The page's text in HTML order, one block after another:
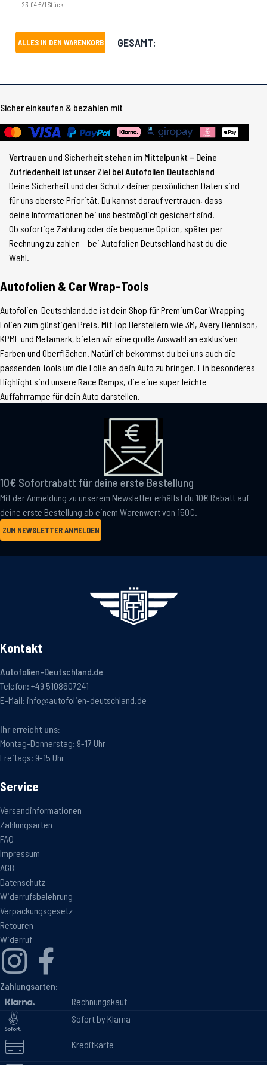
23.04 €/1 Stück
ALLES IN DEN WARENKORB GESAMT:
Sicher einkaufen & bezahlen mit
Vertrauen und Sicherheit stehen im Mittelpunkt – Deine
Zufriedenheit ist unser Ziel bei Autofolien Deutschland
Deine Sicherheit und der Schutz deiner persönlichen Daten sind
für uns oberste Priorität. Du kannst darauf vertrauen, dass
deine Informationen bei uns bestmöglich gesichert sind.
Ob sofortige Zahlung oder die bequeme Option, später per
Rechnung zu zahlen – bei Autofolien Deutschland hast du die
Wahl.
Autofolien & Car Wrap-Tools
Autofolien-Deutschland.de ist dein Shop für Premium Car Wrapping
Folien zum günstigen Preis. Mit Top Herstellern wie 3M, Avery Dennison,
KPMF und Metamark, bieten wir eine große Auswahl an exklusiven
Farben und Oberflächen. Natürlich bekommst du bei uns auch die
passenden Tools um die Folie an dein Auto zu bringen. Ein besonderes
Highlight sind unsere Race Ramps, die eine super leichte
Auffahrrampe für dein Auto darstellen.
10€ Sofortrabatt für deine erste Bestellung
Mit der Anmeldung zu unserem Newsletter erhältst du 10€ Rabatt auf
deine erste Bestellung ab einem Warenwert von 150€.
ZUM NEWSLETTER ANMELDEN
Kontakt
Autofolien-Deutschland.de
Telefon: +49 5108607241
E-Mail: info@autofolien-deutschland.de
Ihr erreicht uns:
Montag-Donnerstag: 9-17 Uhr
Freitags: 9-15 Uhr
Service
Versandinformationen
Zahlungsarten
FAQ
Impressum
AGB
Datenschutz
Widerrufsbelehrung
Verpackungsgesetz
Retouren
Widerruf
Zahlungsarten:
Rechnungskauf
Sofort by Klarna
Kreditkarte